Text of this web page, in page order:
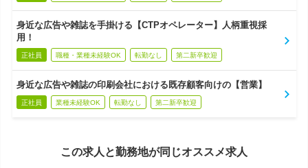
身近な広告や雑誌を手掛ける【CTPオペレーター】人柄重視採
用！
正社員 職種・業種未経験OK 転勤なし 第二新卒歓迎
身近な広告や雑誌の印刷会社における既存顧客向けの【営業】
正社員 業種未経験OK 転勤なし 第二新卒歓迎
この求人と勤務地が同じオススメ求人